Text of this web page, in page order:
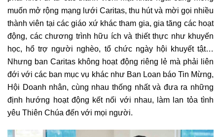
muốn mở rộng mạng lưới Caritas, thu hút và mời gọi nhiều
thành viên tại các giáo xứ khác tham gia, gia tăng các hoạt
động, các chương trình hữu ích và thiết thực như khuyến
học, hổ trợ người nghèo, tổ chức ngày hội khuyết tật…
Nhưng ban Caritas không hoạt động riêng lẻ mà phải liên
đới với các ban mục vụ khác như Ban Loan báo Tin Mừng,
Hội Doanh nhân, cùng nhau thống nhất và đưa ra những
định hướng hoạt động kết nối với nhau, làm lan tỏa tình
yêu Thiên Chúa đến với mọi người.